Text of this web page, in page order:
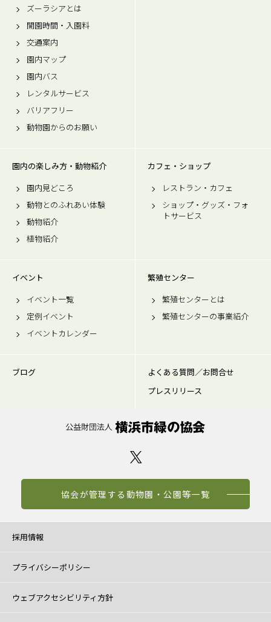
ズーラシアとは
開園時間・入園料
交通案内
園内マップ
園内バス
レンタルサービス
バリアフリー
動物園からのお願い
園内の楽しみ方・動物紹介
園内見どころ
動物とのふれあい体験
動物紹介
植物紹介
カフェ・ショップ
レストラン・カフェ
ショップ・グッズ・フォ
トサービス
イベント
イベント一覧
定例イベント
イベントカレンダー
繁殖センター
繁殖センターとは
繁殖センターの事業紹介
ブログ
よくある質問／お問合せ
プレスリリース
協会が管理する動物園・公園等一覧
採用情報
プライバシーポリシー
ウェブアクセシビリティ方針